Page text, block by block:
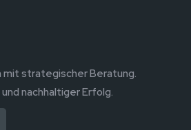
strategischer Beratung.
nachhaltiger Erfolg.